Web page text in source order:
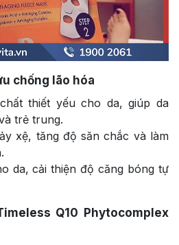
chống lão hóa
thiết yếu cho da, giúp da
trẻ trung.
xệ, tăng độ săn chắc và làm
da, cải thiện độ căng bóng tự
Q10 Phytocomplex